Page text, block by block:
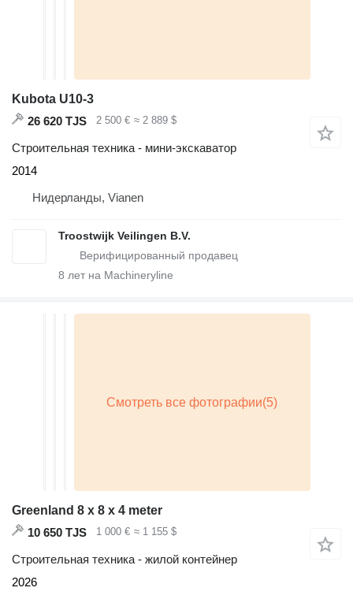
Kubota U10-3
26 620 TJS
2 500 € ≈ 2 889 $
Строительная техника - мини-экскаватор
2014
Нидерланды, Vianen
Troostwijk Veilingen B.V.
8 лет на Machineryline
Greenland 8 x 8 x 4 meter
10 650 TJS
1 000 € ≈ 1 155 $
Строительная техника - жилой контейнер
2026